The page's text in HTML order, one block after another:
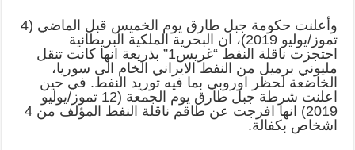
وأعلنت حكومة جبل طارق يوم الخميس قبل الماضي (4
تموز/يوليو 2019)، ان البحرية الملكية البريطانية
احتجزت ناقلة النفط “غريس1” بذريعة انها كانت تنقل
مليوني برميل من النفط الايراني الخام الى سوريا،
الخاضعة لحظر اوروبي بما فيه توريد النفط. في حين
اعلنت شرطة جبل طارق يوم الجمعة (12 تموز/يوليو
2019) انها افرجت عن طاقم ناقلة النفط المؤلف من 4
اشخاص بكفالة.